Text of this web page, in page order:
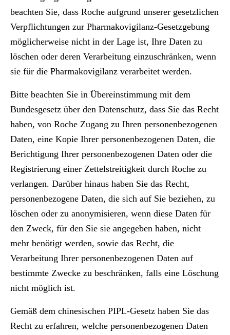
beachten Sie, dass Roche aufgrund unserer gesetzlichen
Verpflichtungen zur Pharmakovigilanz-Gesetzgebung
möglicherweise nicht in der Lage ist, Ihre Daten zu
löschen oder deren Verarbeitung einzuschränken, wenn
sie für die Pharmakovigilanz verarbeitet werden.
Bitte beachten Sie in Übereinstimmung mit dem
Bundesgesetz über den Datenschutz, dass Sie das Recht
haben, von Roche Zugang zu Ihren personenbezogenen
Daten, eine Kopie Ihrer personenbezogenen Daten, die
Berichtigung Ihrer personenbezogenen Daten oder die
Registrierung einer Zettelstreitigkeit durch Roche zu
verlangen. Darüber hinaus haben Sie das Recht,
personenbezogene Daten, die sich auf Sie beziehen, zu
löschen oder zu anonymisieren, wenn diese Daten für
den Zweck, für den Sie sie angegeben haben, nicht
mehr benötigt werden, sowie das Recht, die
Verarbeitung Ihrer personenbezogenen Daten auf
bestimmte Zwecke zu beschränken, falls eine Löschung
nicht möglich ist.
Gemäß dem chinesischen PIPL-Gesetz haben Sie das
Recht zu erfahren, welche personenbezogenen Daten